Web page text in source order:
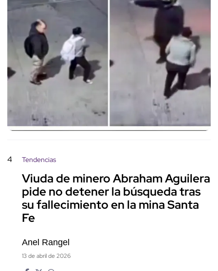
4 Tendencias
Viuda de minero Abraham Aguilera
pide no detener la búsqueda tras
su fallecimiento en la mina Santa
Fe
Anel Rangel
13 de abril de 2026